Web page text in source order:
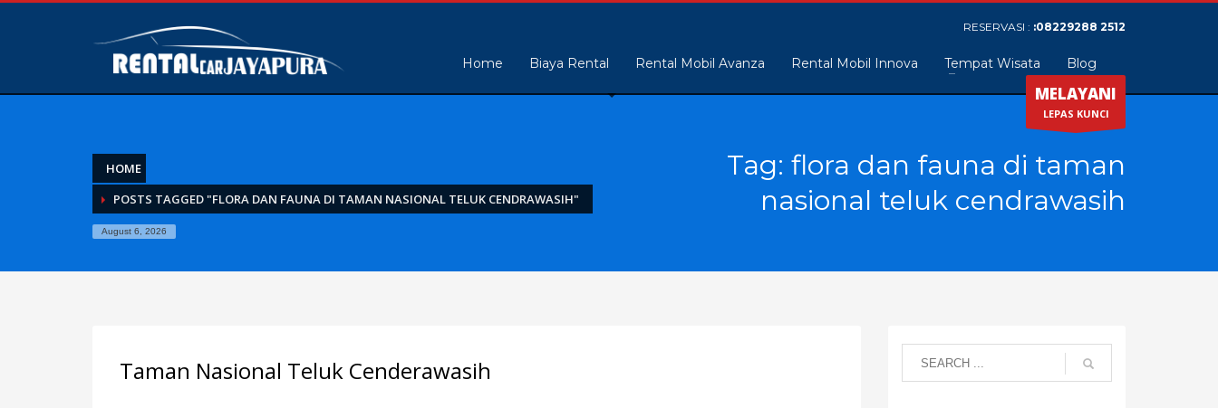
RESERVASI : :08229288 2512
Home Biaya Rental Rental Mobil Avanza Rental Mobil Innova Tempat Wisata Blog
MELAYANI
LEPAS KUNCI
HOME
POSTS TAGGED "FLORA DAN FAUNA DI TAMAN NASIONAL TELUK CENDRAWASIH"
August 6, 2026
Tag: flora dan fauna di taman
nasional teluk cendrawasih
Taman Nasional Teluk Cenderawasih